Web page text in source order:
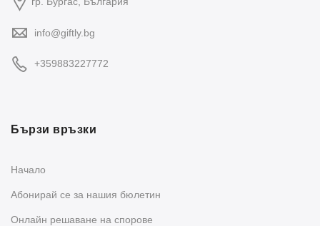
info@giftly.bg
+359883227772
Бързи връзки
Начало
Абонирай се за нашия бюлетин
Oнлайн решаване на спорове